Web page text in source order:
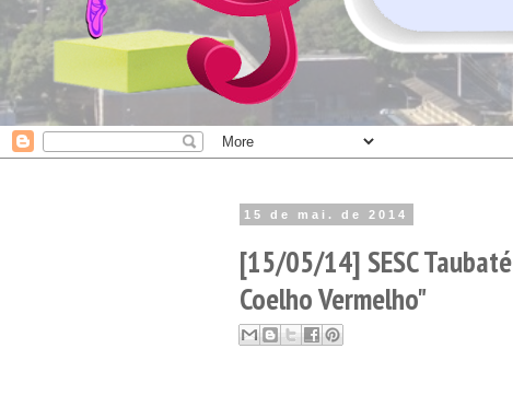
15 de mai. de 2014
[15/05/14] SESC
Coelho Vermelho"